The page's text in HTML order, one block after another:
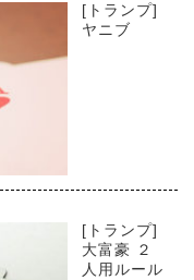
[トランプ]
ヤニブ
[トランプ]
大富豪 ２
人用ルール